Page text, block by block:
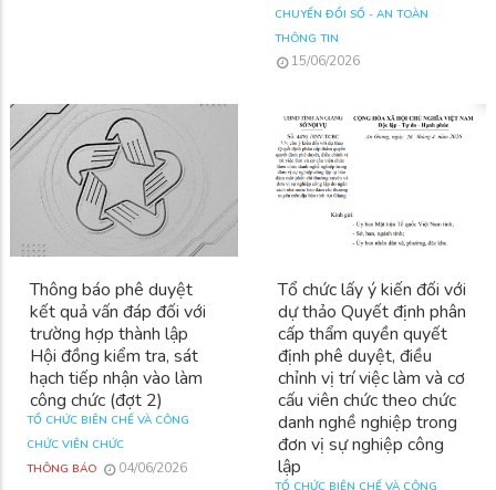
CHUYỂN ĐỔI SỐ - AN TOÀN
THÔNG TIN
15/06/2026
Thông báo phê duyệt
kết quả vấn đáp đối với
trường hợp thành lập
Hội đồng kiểm tra, sát
hạch tiếp nhận vào làm
công chức (đợt 2)
TỔ CHỨC BIÊN CHẾ VÀ CÔNG
CHỨC VIÊN CHỨC
THÔNG BÁO
04/06/2026
Tổ chức lấy ý kiến đối với
dự thảo Quyết định phân
cấp thẩm quyền quyết
định phê duyệt, điều
chỉnh vị trí việc làm và cơ
cấu viên chức theo chức
danh nghề nghiệp trong
đơn vị sự nghiệp công
lập